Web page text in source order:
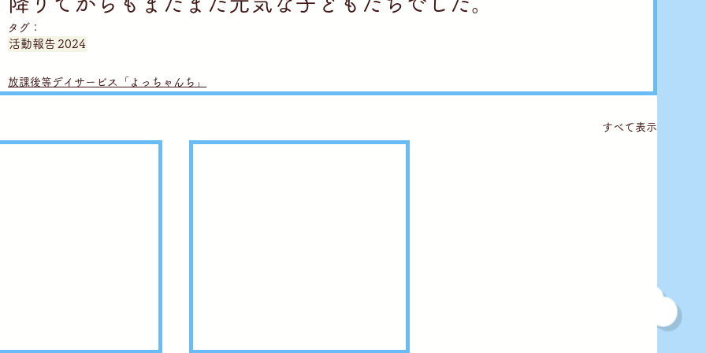
タグ：
活動報告 2024
放課後等デイサービス「よっちゃんち」
すべて表示